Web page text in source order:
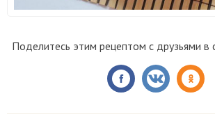
Поделитесь этим рецептом с друзьями в